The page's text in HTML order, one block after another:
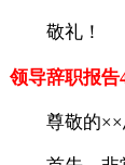
敬礼！
领导辞职报告
尊敬的